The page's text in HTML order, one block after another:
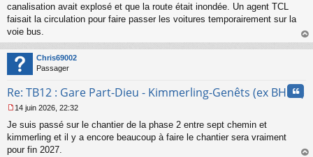
g
e
n
o
n
l
u
canalisation avait explosé et que la route était inondée. Un agent TCL
faisait la circulation pour faire passer les voitures temporairement sur la
voie bus.
au
Chris69002
Passager
Re: TB12 : Gare Part-Dieu - Kimmerling-Genêts (ex BHNS)
e
s
s
14 juin 2026, 22:32
Je suis passé sur le chantier de la phase 2 entre sept chemin et
kimmerling et il y a encore beaucoup à faire le chantier sera vraiment
pour fin 2027.